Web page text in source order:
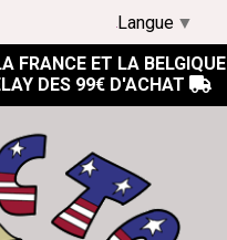
FRANCE ET LA BELGIQUE
DES 99€ D'ACHAT 
Langue ▼